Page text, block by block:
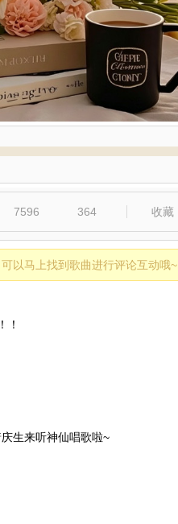
7596 364 收藏
可以马上找到歌曲进行评论互动哦~
！
生来听神仙唱歌啦~